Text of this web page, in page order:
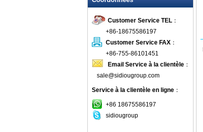
Meubles de jardin en osier
Meubles de luxe en plein air
aluminium
meubles en bois en plein air
Meubles en rotin extérieur
Meubles Hôtel Outdoor
Meubles Woodard
Mobilier de jardin en métal
Customer Service TEL ：
+86-18675586197
Customer Service FAX ：
+86-755-86101451
Email Service à la clientèle ：
sale@sidiougroup.com
Service à la clientèle en ligne ：
+86 18675586197
sidiougroup